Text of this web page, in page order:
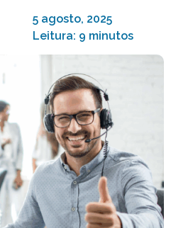
5 agosto, 2025
Leitura: 9 minutos